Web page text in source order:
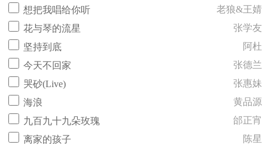
想把我唱给你听
老狼&王婧
花与琴的流星
张学友
坚持到底
阿杜
今天不回家
张德兰
哭砂(Live)
张惠妹
海浪
黄品源
九百九十九朵玫瑰
邰正宵
离家的孩子
陈星